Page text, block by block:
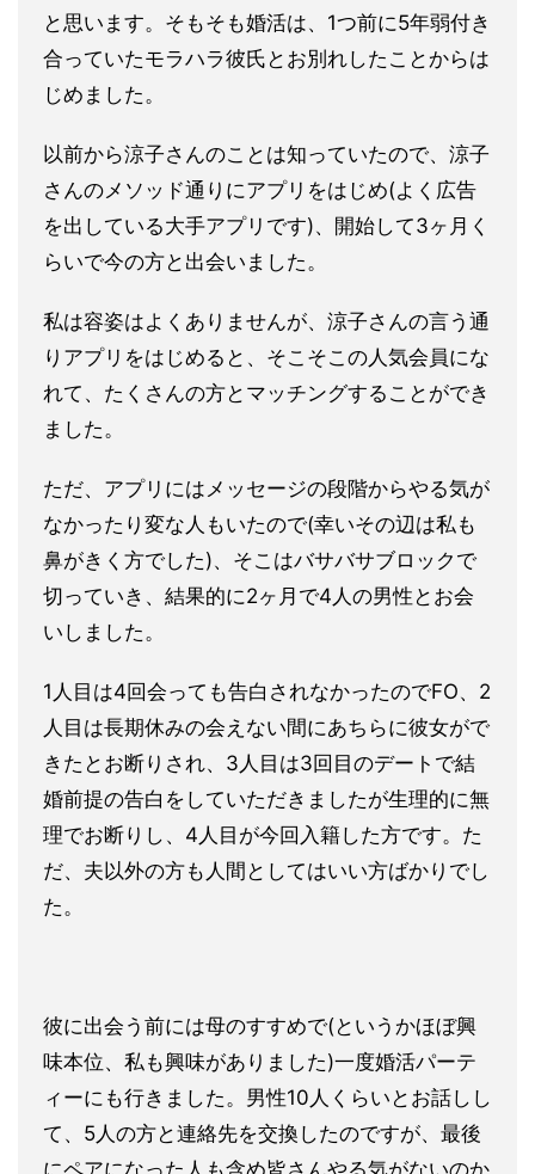
と思います。そもそも婚活は、1つ前に5年弱付き
合っていたモラハラ彼氏とお別れしたことからは
じめました。
以前から涼子さんのことは知っていたので、涼子
さんのメソッド通 りにアプリをはじめ(よく広告
を出している大手アプリです)、開始して3ヶ月く
らいで今の方と出会いました。
私は容姿はよくありませんが、涼子さんの言う通
りアプリをはじめると、そこそこの人気会員にな
れて、たくさんの方とマッチングすることができ
ました。
ただ、アプリにはメッセージの段階からやる気が
なかったり変な人 もいたので(幸いその辺は私も
鼻がきく方でした)、そこはバサバサブロックで
切っていき、結果的に2ヶ月で4人の男性とお会
いし ました。
1人目は4回会っても告白されなかったのでFO、2
人目は長期休みの会えない間にあちらに彼女がで
きたとお断りされ、3人目は3回目のデートで結
婚前提の告白をしていただきましたが生理的に無
理でお断りし、4人目が今回入籍した方です。た
だ、夫以外の方も 人間としてはいい方ばかりでし
た。
彼に出会う前には母のすすめで(というかほぼ興
味本位、私も興味がありました)一度婚活パーテ
ィーにも行きました。男性10人く らいとお話しし
て、5人の方と連絡先を交換したのですが、最後
にペアになった人も含め皆さんやる気がないのか